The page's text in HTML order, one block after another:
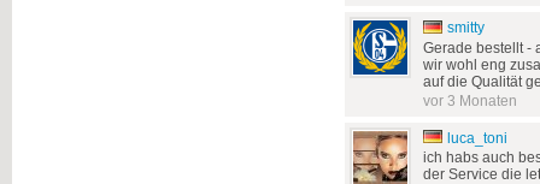
smitty
Gerade bestellt -
wir wohl eng
auf die Qualität
vor 3 Monaten
luca_toni
ich habs auch
der Service die